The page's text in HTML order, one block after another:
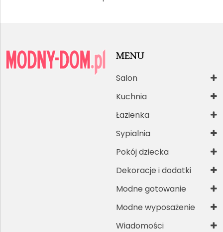
MENU
Salon
Kuchnia
Łazienka
Sypialnia
Pokój dziecka
Dekoracje i dodatki
Modne gotowanie
Modne wyposażenie
Wiadomości